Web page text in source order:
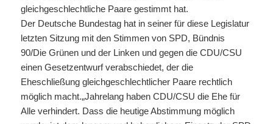
gleichgeschlechtliche Paare gestimmt hat.
Der Deutsche Bundestag hat in seiner für diese Legislatur
letzten Sitzung mit den Stimmen von SPD, Bündnis
90/Die Grünen und der Linken und gegen die CDU/CSU
einen Gesetzentwurf verabschiedet, der die
Eheschließung gleichgeschlechtlicher Paare rechtlich
möglich macht.„Jahrelang haben CDU/CSU die Ehe für
Alle verhindert. Dass die heutige Abstimmung möglich